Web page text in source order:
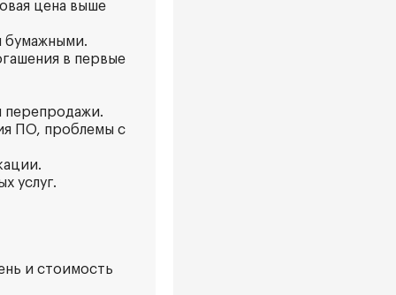
цена выше
бумажными.
в первые
перепродажи.
ПО, проблемы с
услуг.
и стоимость